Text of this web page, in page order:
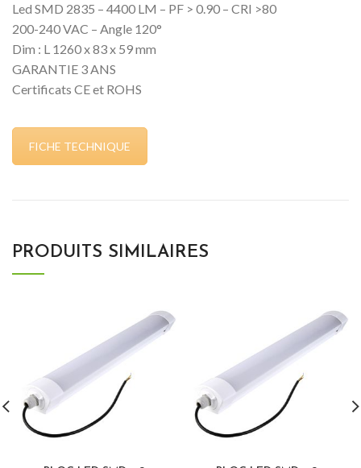
Led SMD 2835 – 4400 LM – PF > 0.90 – CRI >80
200-240 VAC – Angle 120°
Dim : L 1260 x 83 x 59 mm
GARANTIE 3 ANS
Certificats CE et ROHS
FICHE TECHNIQUE
PRODUITS SIMILAIRES